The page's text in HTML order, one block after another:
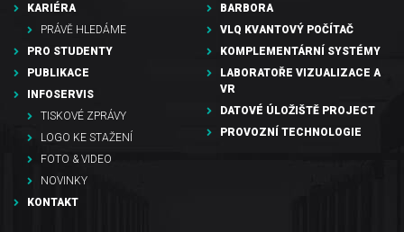
KARIÉRA
PRÁVĚ HLEDÁME
PRO STUDENTY
PUBLIKACE
INFOSERVIS
TISKOVÉ ZPRÁVY
LOGO KE STAŽENÍ
FOTO & VIDEO
NOVINKY
KONTAKT
BARBORA
VLQ KVANTOVÝ POČÍTAČ
KOMPLEMENTÁRNÍ SYSTÉMY
LABORATOŘE VIZUALIZACE A
VR
DATOVÉ ÚLOŽIŠTĚ PROJECT
PROVOZNÍ TECHNOLOGIE